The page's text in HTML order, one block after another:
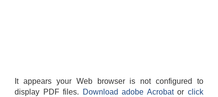
It appears your Web browser is not configured to
display PDF files.
Download adobe Acrobatorclick